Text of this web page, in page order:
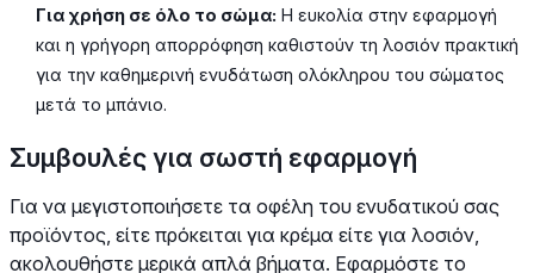
Για χρήση σε όλο το σώμα: Η ευκολία στην εφαρμογή
και η γρήγορη απορρόφηση καθιστούν τη λοσιόν πρακτική
για την καθημερινή ενυδάτωση ολόκληρου του σώματος
μετά το μπάνιο.
Συμβουλές για σωστή εφαρμογή
Για να μεγιστοποιήσετε τα οφέλη του ενυδατικού σας
προϊόντος, είτε πρόκειται για κρέμα είτε για λοσιόν,
ακολουθήστε μερικά απλά βήματα. Εφαρμόστε το